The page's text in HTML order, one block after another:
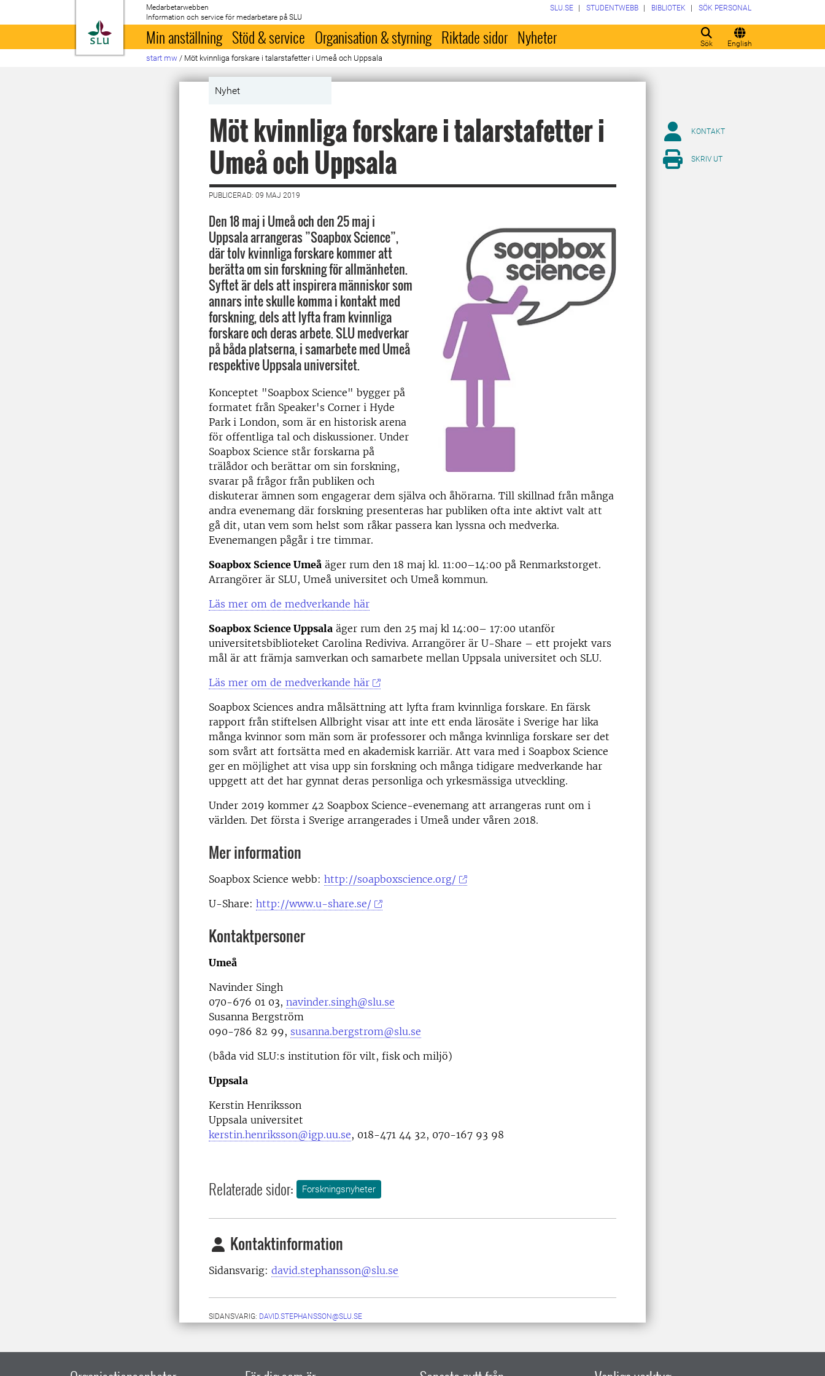
Till startsida
Medarbetarwebben
Information och service för medarbetare på SLU
Sök English
SLU.SE STUDENTWEBB BIBLIOTEK SÖK PERSONAL
Min anställning Stöd & service Organisation & styrning Riktade sidor Nyheter
start mw / Möt kvinnliga forskare i talarstafetter i Umeå och Uppsala
Nyhet
Möt kvinnliga forskare i talarstafetter i
Umeå och Uppsala
PUBLICERAD: 09 MAJ 2019
Den 18 maj i Umeå och den 25 maj i
Uppsala arrangeras ”Soapbox Science”,
där tolv kvinnliga forskare kommer att
berätta om sin forskning för allmänheten.
Syftet är dels att inspirera människor som
annars inte skulle komma i kontakt med
forskning, dels att lyfta fram kvinnliga
forskare och deras arbete. SLU medverkar
på båda platserna, i samarbete med Umeå
respektive Uppsala universitet.
Konceptet "Soapbox Science" bygger på
formatet från Speaker's Corner i Hyde
Park i London, som är en historisk arena
för offentliga tal och diskussioner. Under
Soapbox Science står forskarna på
trälådor och berättar om sin forskning,
svarar på frågor från publiken och
diskuterar ämnen som engagerar dem själva och åhörarna. Till skillnad från många
andra evenemang där forskning presenteras har publiken ofta inte aktivt valt att
gå dit, utan vem som helst som råkar passera kan lyssna och medverka.
Evenemangen pågår i tre timmar.
Soapbox Science Umeå äger rum den 18 maj kl. 11:00–14:00 på Renmarkstorget.
Arrangörer är SLU, Umeå universitet och Umeå kommun.
Läs mer om de medverkande här
Soapbox Science Uppsala äger rum den 25 maj kl 14:00– 17:00 utanför
universitetsbiblioteket Carolina Rediviva. Arrangörer är U-Share – ett projekt vars
mål är att främja samverkan och samarbete mellan Uppsala universitet och SLU.
Läs mer om de medverkande här
Soapbox Sciences andra målsättning att lyfta fram kvinnliga forskare. En färsk
rapport från stiftelsen Allbright visar att inte ett enda lärosäte i Sverige har lika
många kvinnor som män som är professorer och många kvinnliga forskare ser det
som svårt att fortsätta med en akademisk karriär. Att vara med i Soapbox Science
ger en möjlighet att visa upp sin forskning och många tidigare medverkande har
uppgett att det har gynnat deras personliga och yrkesmässiga utveckling.
Under 2019 kommer 42 Soapbox Science-evenemang att arrangeras runt om i
världen. Det första i Sverige arrangerades i Umeå under våren 2018.
Mer information
Soapbox Science webb: http://soapboxscience.org/
U-Share: http://www.u-share.se/
Kontaktpersoner
Umeå
Navinder Singh
070-676 01 03, navinder.singh@slu.se
Susanna Bergström
090-786 82 99, susanna.bergstrom@slu.se
(båda vid SLU:s institution för vilt, fisk och miljö)
Uppsala
Kerstin Henriksson
Uppsala universitet
kerstin.henriksson@igp.uu.se, 018-471 44 32, 070-167 93 98
Relaterade sidor: Forskningsnyheter
Kontaktinformation
Sidansvarig: david.stephansson@slu.se
SIDANSVARIG: DAVID.STEPHANSSON@SLU.SE
KONTAKT
SKRIV UT